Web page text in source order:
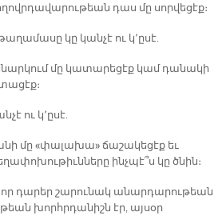
դաս մը սորվեցէք։
կը կանչէ ու կ՚ըսէ.
մը կատարեցէք կամ դանակի
ու կ՚ըսէ.
մը «փալախա» ճաշակեցէք եւ
ինչպէ՞ս կը ծնին։
որ դարեր շարունակ անարդարութեան
խորհրդանիշն էր, այսօր